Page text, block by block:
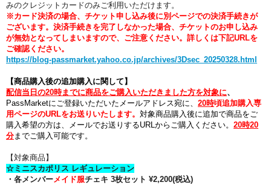
みのクレジットカードのみご利用いただけます。
※カード決済の場合、チケット申し込み後に別ページでの決済手続きが
ございます。 決済手続きを完了しなかった場合、チケットのお申し込み
が無効となってしまいますので、ご注意 ください。 詳しくは下記URLを
ご確認ください。
https://blog-passmarket.yahoo.co.jp/archives/3Dsec_20250328.html
【商品購入後の追加購入に関して】
配信当日の20時までに商品をご購入いただきました方を対象に、
PassMarketにご登録いただいたメールアドレス宛に、 20時頃追加購入専
用ページのURLをお送りいたします。 対象商品購入後に追加で商品をご
購入希望の方は、メールでお送りするURLからご購入ください。 20時20
分までご購入可能です。
【対象商品】
☆ミニスカポリス レギュレーション
・各メンバーメイド服チェキ 3枚セット ¥2,200(税込)